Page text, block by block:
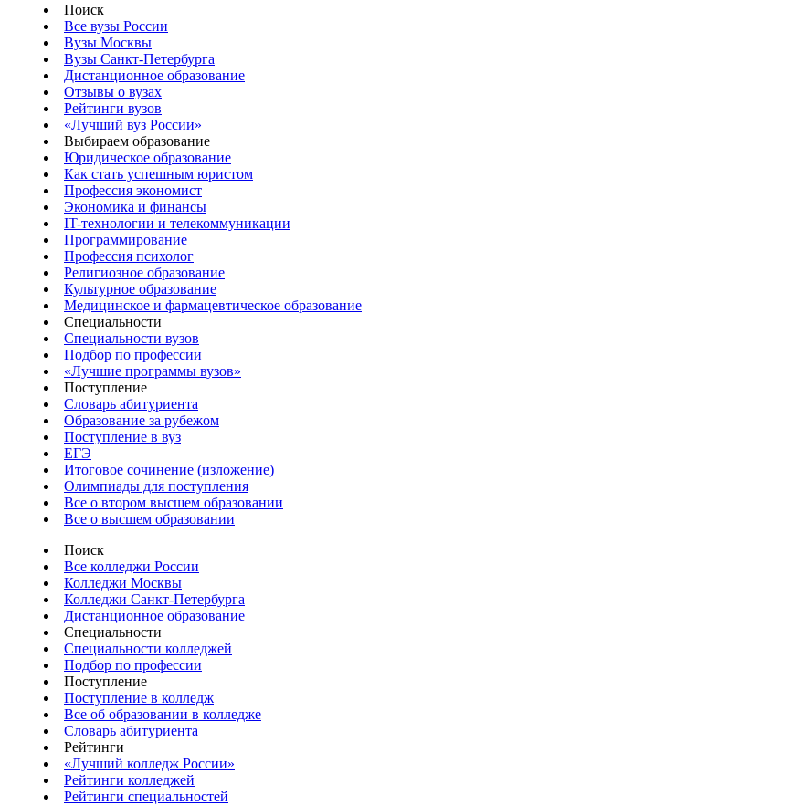
Поиск
Все вузы России
Вузы Москвы
Вузы Санкт-Петербурга
Дистанционное образование
Отзывы о вузах
Рейтинги вузов
«Лучший вуз России»
Выбираем образование
Юридическое образование
Как стать успешным юристом
Профессия экономист
Экономика и финансы
IT-технологии и телекоммуникации
Программирование
Профессия психолог
Религиозное образование
Культурное образование
Медицинское и фармацевтическое образование
Специальности
Специальности вузов
Подбор по профессии
«Лучшие программы вузов»
Поступление
Словарь абитуриента
Образование за рубежом
Поступление в вуз
ЕГЭ
Итоговое сочинение (изложение)
Олимпиады для поступления
Все о втором высшем образовании
Все о высшем образовании
Поиск
Все колледжи России
Колледжи Москвы
Колледжи Санкт-Петербурга
Дистанционное образование
Специальности
Специальности колледжей
Подбор по профессии
Поступление
Поступление в колледж
Все об образовании в колледже
Словарь абитуриента
Рейтинги
«Лучший колледж России»
Рейтинги колледжей
Рейтинги специальностей